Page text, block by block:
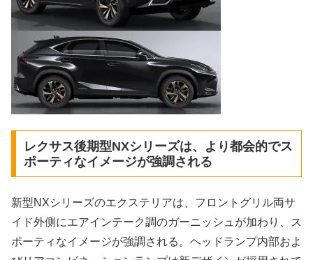
レクサス後期型NXシリーズは、より都会的でス
ポーティなイメージが強調される
新型NXシリーズのエクステリアは、フロントグリル両サ
イド外側にエアインテーク調のガーニッシュが加わり、ス
ポーティなイメージが強調される。ヘッドランプ内部およ